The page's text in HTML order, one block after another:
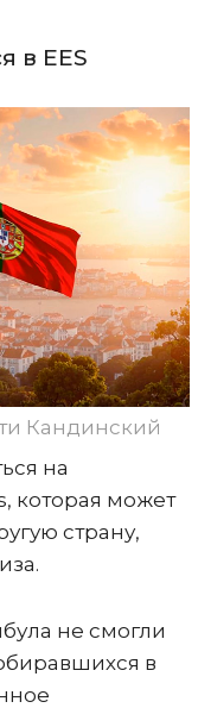
в EES
Кандинский
на
которая может
страну,
не смогли
в